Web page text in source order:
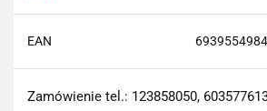
EAN
Zamówienie tel.: 123858050,